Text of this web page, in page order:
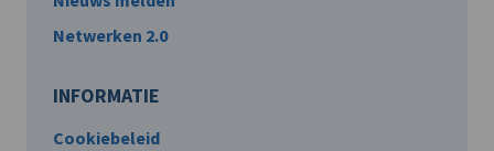
Netwerken 2.0
INFORMATIE
Cookiebeleid